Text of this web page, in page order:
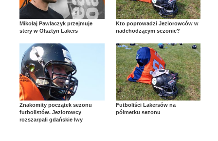
Mikołaj Pawlaczyk przejmuje
stery w Olsztyn Lakers
Kto poprowadzi Jeziorowców w
nadchodzącym sezonie?
Znakomity początek sezonu
futbolistów. Jeziorowcy
rozszarpali gdańskie lwy
Futboliści Lakersów na
półmetku sezonu